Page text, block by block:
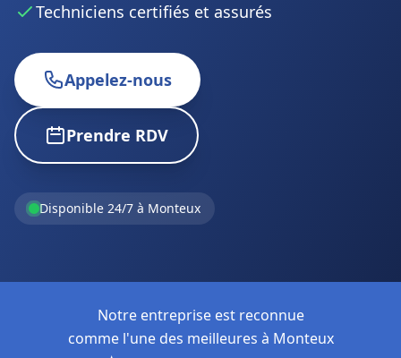
Techniciens certifiés et assurés
Appelez-nous
Prendre RDV
Disponible 24/7 à Monteux
Notre entreprise est reconnue
comme l'une des meilleures à Monteux